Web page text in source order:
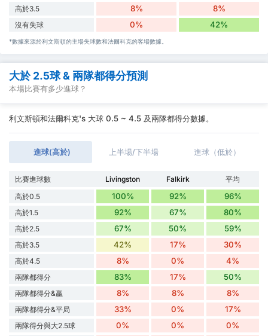
高於3.5 8% 8%
沒有失球 0% 42%
*數據來源於利文斯頓的主場失球數和法爾科克的客場數據。
大於 2.5球 & 兩隊都得分預測
本場比賽有多少進球？
利文斯頓和法爾科克's 大球 0.5 ~ 4.5 及兩隊都得分數據。
進球(高於) 上半場/下半場 進球（低於）
比賽進球數 Livingston Falkirk
平均
高於0.5
100% 92% 96%
高於1.5 92% 67% 80%
高於2.5 67% 50% 59%
高於3.5 42% 17% 30%
高於4.5 8% 0% 4%
兩隊都得分 83% 17% 50%
兩隊都得分&贏 8% 8% 8%
兩隊都得分&平局 33% 0% 17%
兩隊得分與大2.5球 0% 0% 0%